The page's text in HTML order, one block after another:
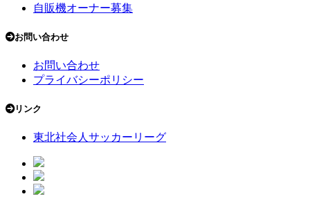
自販機オーナー募集
お問い合わせ
お問い合わせ
プライバシーポリシー
リンク
東北社会人サッカーリーグ